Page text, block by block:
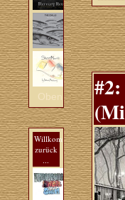
Oben
Willkommen
zurück
...